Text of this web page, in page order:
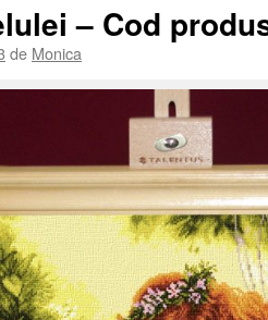
– Cod
de Monica